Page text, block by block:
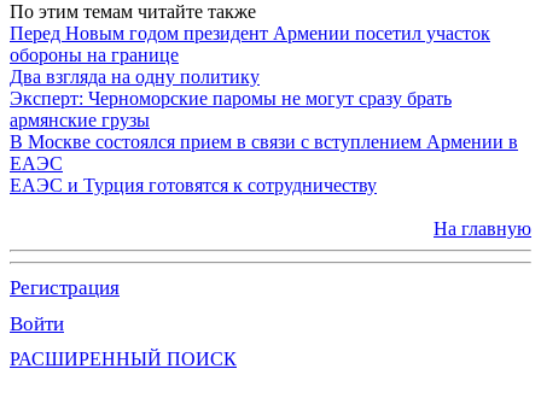
По этим темам читайте также
Перед Новым годом президент Армении посетил участок
обороны на границе
Два взгляда на одну политику
Эксперт: Черноморские паромы не могут сразу брать
армянские грузы
В Москве состоялся прием в связи с вступлением Армении в
ЕАЭС
ЕАЭС и Турция готовятся к сотрудничеству
На главную
Регистрация
Войти
РАСШИРЕННЫЙ ПОИСК